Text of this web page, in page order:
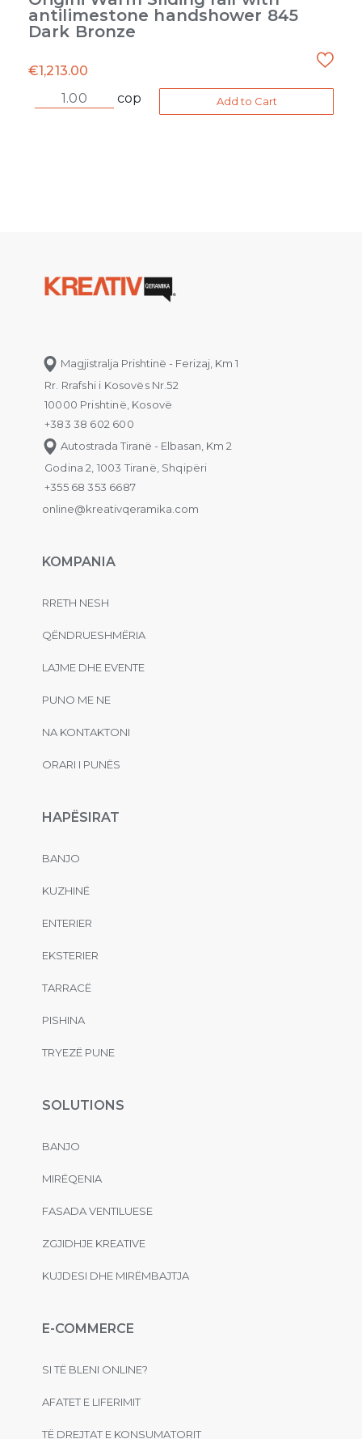
antilimestone handshower 845
Dark Bronze
€1,213.00
cop
Add to Cart
Magjistralja Prishtinë - Ferizaj, Km 1
Rr. Rrafshi i Kosovës Nr.52
10000 Prishtinë, Kosovë
+383 38 602 600
Autostrada Tiranë - Elbasan, Km 2
Godina 2, 1003 Tiranë, Shqipëri
+355 68 353 6687
online@kreativqeramika.com
KOMPANIA
RRETH NESH
QËNDRUESHMËRIA
LAJME DHE EVENTE
PUNO ME NE
NA KONTAKTONI
ORARI I PUNËS
HAPËSIRAT
BANJO
KUZHINË
ENTERIER
EKSTERIER
TARRACË
PISHINA
TRYEZË PUNE
SOLUTIONS
BANJO
MIRËQENIA
FASADA VENTILUESE
ZGJIDHJE KREATIVE
KUJDESI DHE MIRËMBAJTJA
E-COMMERCE
SI TË BLENI ONLINE?
AFATET E LIFERIMIT
TË DREJTAT E KONSUMATORIT